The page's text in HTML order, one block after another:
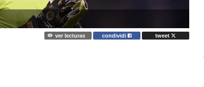
ver lecturas condividi tweet